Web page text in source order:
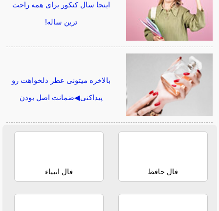
اینجا سال کنکور برای همه راحت
ترین ساله!
بالاخره میتونی عطر دلخواهت رو
پیداکنی◀ضمانت اصل بودن
فال حافظ فال انبیاء